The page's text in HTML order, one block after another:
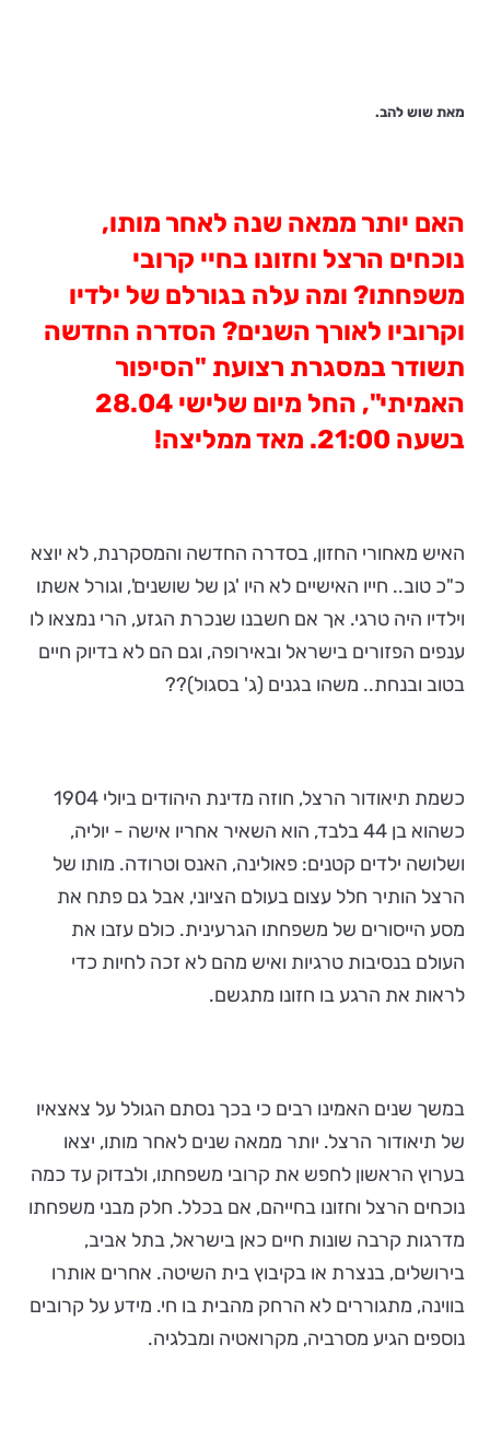
מאת שוש להב.
האם יותר ממאה שנה לאחר מותו,
נוכחים הרצל וחזונו בחיי קרובי
משפחתו? ומה עלה בגורלם של ילדיו
וקרוביו לאורך השנים? הסדרה החדשה
תשודר במסגרת רצועת "הסיפור
האמיתי", החל מיום שלישי 28.04
בשעה 21:00. מאד ממליצה!
האיש מאחורי החזון, בסדרה החדשה והמסקרנת, לא יוצא
כ"כ טוב.. חייו האישיים לא היו 'גן של שושנים', וגורל אשתו
וילדיו היה טרגי. אך אם חשבנו שנכרת הגזע, הרי נמצאו לו
ענפים הפזורים בישראל ובאירופה, וגם הם לא בדיוק חיים
בטוב ובנחת.. משהו בגנים (ג' בסגול)??
כשמת תיאודור הרצל, חוזה מדינת היהודים ביולי 1904
כשהוא בן 44 בלבד, הוא השאיר אחריו אישה - יוליה,
ושלושה ילדים קטנים: פאולינה, האנס וטרודה. מותו של
הרצל הותיר חלל עצום בעולם הציוני, אבל גם פתח את
מסע הייסורים של משפחתו הגרעינית. כולם עזבו את
העולם בנסיבות טרגיות ואיש מהם לא זכה לחיות כדי
לראות את הרגע בו חזונו מתגשם.
במשך שנים האמינו רבים כי בכך נסתם הגולל על צאצאיו
של תיאודור הרצל. יותר ממאה שנים לאחר מותו, יצאו
בערוץ הראשון לחפש את קרובי משפחתו, ולבדוק עד כמה
נוכחים הרצל וחזונו בחייהם, אם בכלל. חלק מבני משפחתו
מדרגות קרבה שונות חיים כאן בישראל, בתל אביב,
בירושלים, בנצרת או בקיבוץ בית השיטה. אחרים אותרו
בווינה, מתגוררים לא הרחק מהבית בו חי. מידע על קרובים
נוספים הגיע מסרביה, מקרואטיה ומבלגיה.